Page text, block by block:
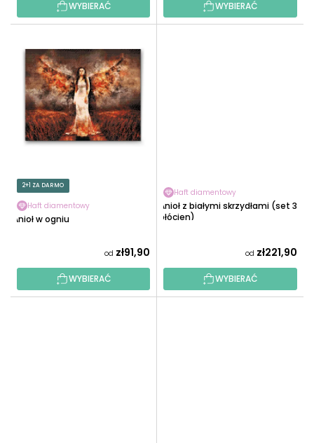
WYBIERAĆ WYBIERAĆ
2+1 ZA DARMO
Haft diamentowy
Anioł w ogniu
od zł91,90
WYBIERAĆ
Haft diamentowy
Anioł z białymi skrzydłami (set 3
płócien)
od zł221,90
WYBIERAĆ